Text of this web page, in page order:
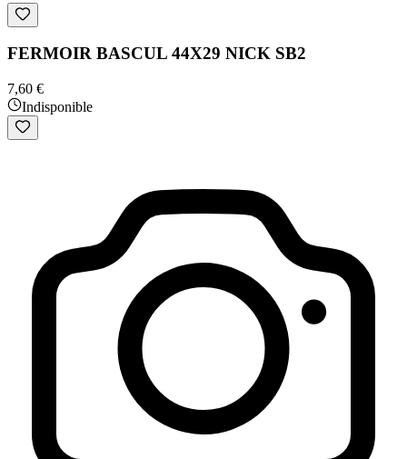
FERMOIR BASCUL 44X29 NICK SB2
7,60 €
Indisponible